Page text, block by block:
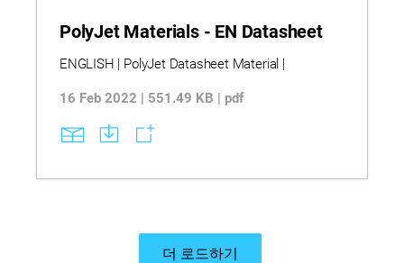
PolyJet Materials - EN Datasheet
ENGLISH | PolyJet Datasheet Material |
16 Feb 2022 | 551.49 KB | pdf
더 로드하기